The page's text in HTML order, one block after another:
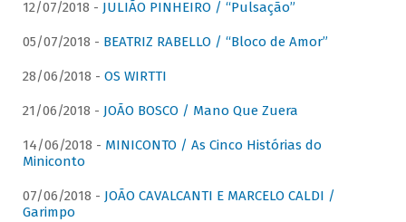
12/07/2018 - JULIÃO PINHEIRO / “Pulsação”
05/07/2018 - BEATRIZ RABELLO / “Bloco de Amor”
28/06/2018 - OS WIRTTI
21/06/2018 - JOÃO BOSCO / Mano Que Zuera
14/06/2018 - MINICONTO / As Cinco Histórias do
Miniconto
07/06/2018 - JOÃO CAVALCANTI E MARCELO CALDI /
Garimpo